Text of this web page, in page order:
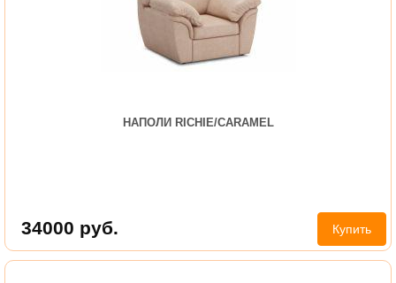
НАПОЛИ RICHIE/CARAMEL
34000 руб. Купить